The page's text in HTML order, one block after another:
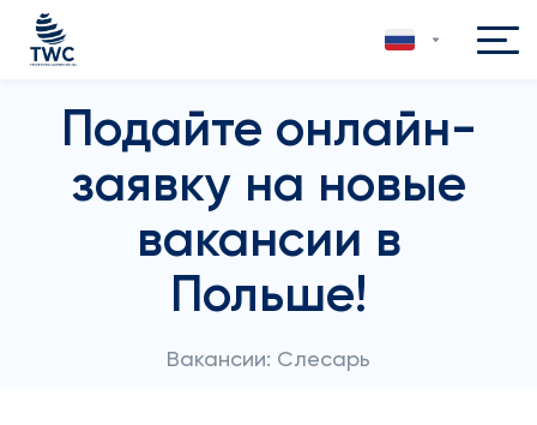
Подайте онлайн-
заявку на новые
вакансии в
Польше!
Вакансии: Слесарь